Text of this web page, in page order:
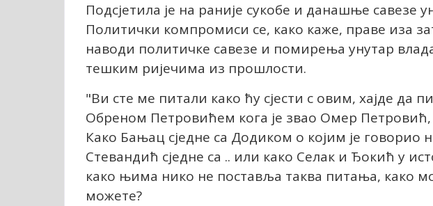
Подсјетила је на раније сукобе и данашње савезе
Политички компромиси се, како каже, праве иза
наводи политичке савезе и помирења унутар
тешким ријечима из прошлости.
"Ви сте ме питали како ћу сјести с овим, хајде да
Обреном Петровићем кога је звао Омер Петровић,
Како Бањац сједне са Додиком о којим је говорио
Стевандић сједне са .. или како Селак и Ђокић у
како њима нико не поставља таква питања, како
можете?